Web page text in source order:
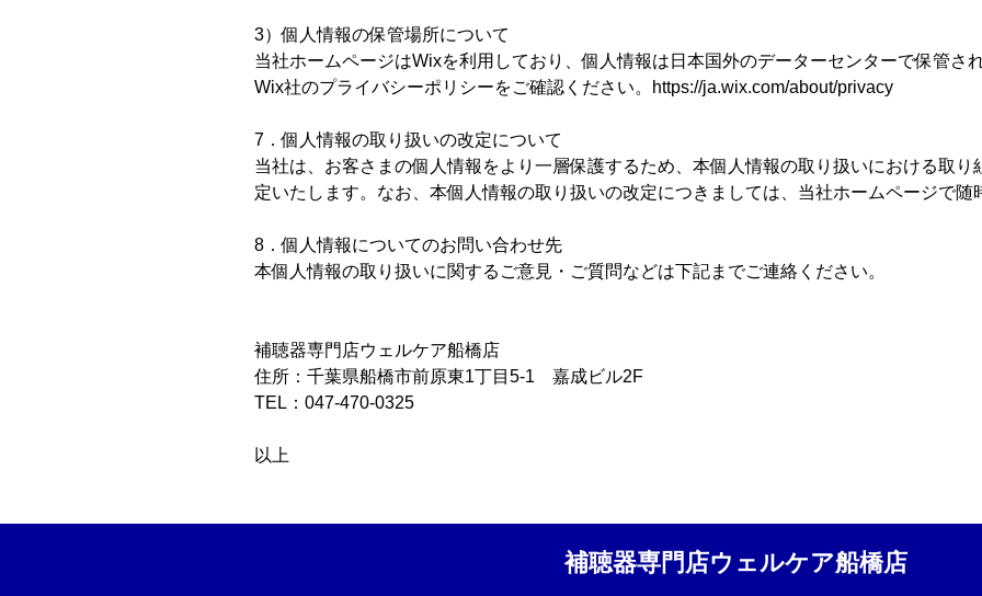
3）個人情報の保管場所について
当社ホームページはWixを利用しており、個人情報は日本国外のデーターセンターで保管さ
Wix社のプライバシーポリシーをご確認ください。https://ja.wix.com/about/privacy
7．個人情報の取り扱いの改定について
当社は、お客さまの個人情報をより一層保護するため、本個人情報の取り扱いにおける取り
定いたします。なお、本個人情報の取り扱いの改定につきましては、当社ホームページで随
8．個人情報についてのお問い合わせ先
本個人情報の取り扱いに関するご意見・ご質問などは下記までご連絡ください。
補聴器専門店ウェルケア船橋店
住所：千葉県船橋市前原東1丁目5-1 嘉成ビル2F
TEL：047-470-0325
以上
補聴器専門店ウェルケア船橋店